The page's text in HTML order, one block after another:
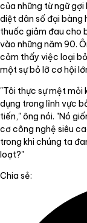
của những từ ngữ
diệt dân số đại bàng
thuốc giảm đau cho
vào những năm 90.
cảm thấy việc loại
một sự bỏ lỡ cơ hội
"Tôi thực sự mệt mỏi
dụng trong lĩnh vực
tiến," ông nói. "Nó
cơ công nghệ siêu
trong khi chúng ta
loạt?"
Chia sẻ: